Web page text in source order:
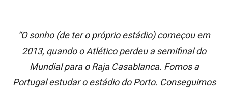
“O sonho (de ter o próprio estádio) começou em
2013, quando o Atlético perdeu a semifinal do
Mundial para o Raja Casablanca. Fomos a
Portugal estudar o estádio do Porto. Conseguimos